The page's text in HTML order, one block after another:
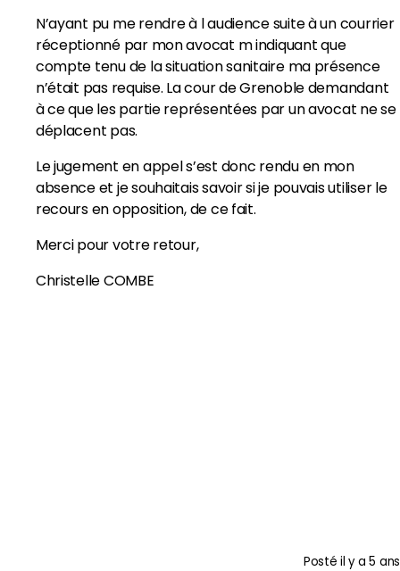
N’ayant pu me rendre à l audience suite à un courrier
réceptionné par mon avocat m indiquant que
compte tenu de la situation sanitaire ma présence
n’était pas requise. La cour de Grenoble demandant
à ce que les partie représentées par un avocat ne se
déplacent pas.
Le jugement en appel s’est donc rendu en mon
absence et je souhaitais savoir si je pouvais utiliser le
recours en opposition, de ce fait.
Merci pour votre retour,
Christelle COMBE
Postéil y a 5 ans